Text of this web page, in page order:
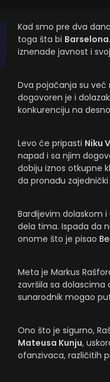
Kad smo pre dva
toga šta bi Barselona
iznenade javnost i
Dva pojačanja su već
dogovoren je i dolazak
konkurenciju na
Levo će pripasti Niku
napad i sa njim
dobiju iznos otkupne
da pronađu zajednički
Barđijevim dolaskom
dela tima. Ispada da
onome što je pisao
Meta je Markus
završila sa dolascima
sunarodnik mogao
Ono što je sigurno,
Mateusa Kunju,
ofanzivaca, različitih